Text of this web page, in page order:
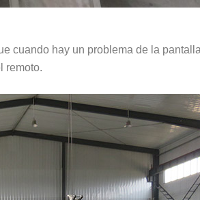
cuando hay un problema de la
remoto.